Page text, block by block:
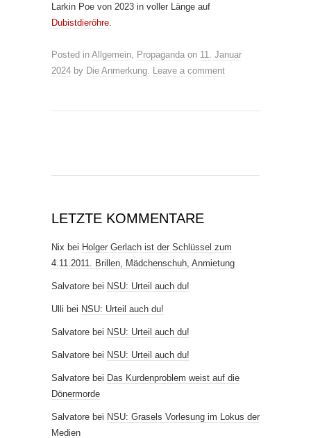
Larkin Poe von 2023 in voller Länge auf
Dubistdieröhre
Posted in Allgemein Propaganda on 11. Januar
2024 by Die Anmerkung Leave a comment
LETZTE KOMMENTARE
Nix bei Holger Gerlach ist der Schlüssel zum
4.11.2011. Brillen, Mädchenschuh, Anmietung
Salvatore bei NSU: Urteil auch du!
Ulli bei NSU: Urteil auch du!
Salvatore bei NSU: Urteil auch du!
Salvatore bei NSU: Urteil auch du!
Salvatore bei Das Kurdenproblem weist auf die
Dönermorde
Salvatore bei NSU: Grasels Vorlesung im Lokus der
Medien